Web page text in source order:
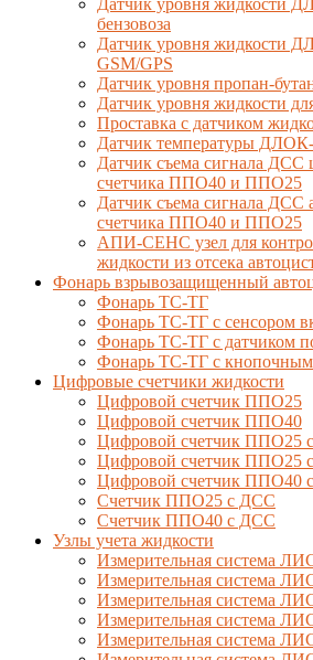
бензовоза
Датчик уровня жидкости
GSM/GPS
Датчик уровня пропан-
Датчик уровня жидкости
Проставка с датчиком
Датчик температуры
Датчик съема сигнала ДСС
счетчика ППО40 и ППО25
Датчик съема сигнала ДСС
счетчика ППО40 и ППО25
АПИ-СЕНС узел для
жидкости из отсека
Фонарь взрывозащищенный
Фонарь ТС-ТГ
Фонарь ТС-ТГ с сенсором
Фонарь ТС-ТГ с датчиком
Фонарь ТС-ТГ с
Цифровые счетчики жидкости
Цифровой счетчик ППО25
Цифровой счетчик ППО40
Цифровой счетчик ППО25
Цифровой счетчик ППО25
Цифровой счетчик ППО40
Счетчик ППО25 с ДСС
Счетчик ППО40 с ДСС
Узлы учета жидкости
Измерительная система
Измерительная система
Измерительная система
Измерительная система
Измерительная система